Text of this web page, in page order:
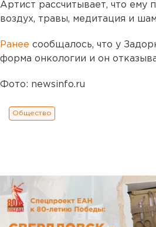
Артист рассчитывает, что ему
воздух, травы, медитация и
Ранее сообщалось, что у
форма онкологии и он
Фото: newsinfo.ru
Общество